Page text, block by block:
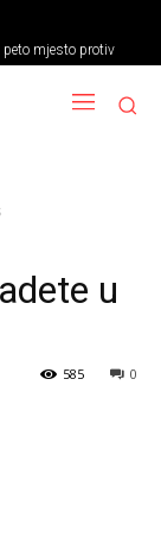
peto mjesto protiv
u
0
585